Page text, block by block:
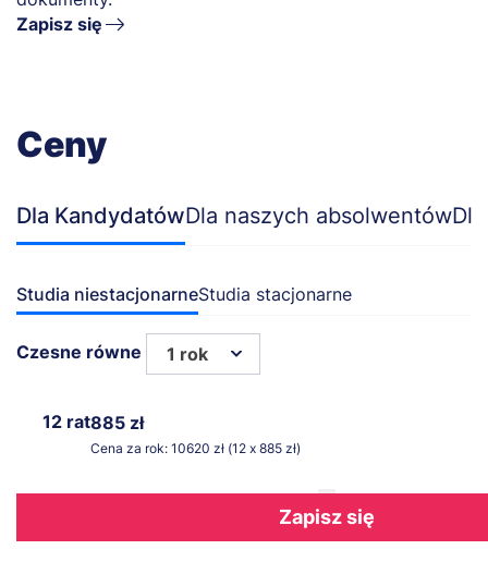
Zapisz się
Ceny
Dla KandydatówDla naszych absolwentów
Studia niestacjonarneStudia stacjonarne
Czesne równe 1 rok
12 rat885 zł
Cena za rok: 10620 zł (12 x 885 zł)
Zapisz się